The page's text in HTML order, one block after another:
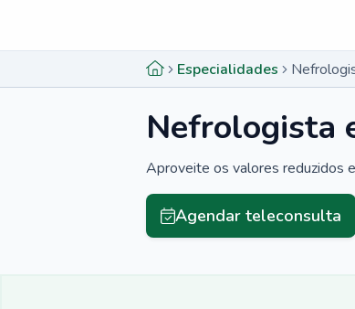
Especialidades
Nefrologista
Aproveite os valores reduzidos
Agendar teleconsulta